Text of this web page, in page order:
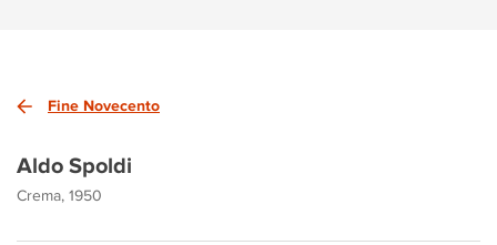
Fine Novecento
Aldo Spoldi
Crema, 1950